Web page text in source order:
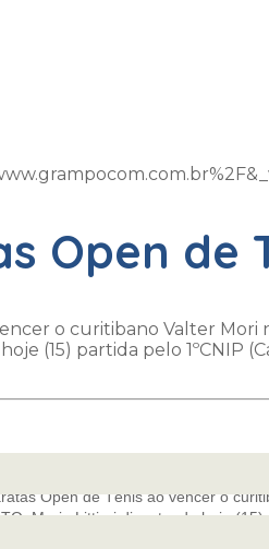
Open de
o curitibano Valter
(15) partida pelo 1ºCNIP
Open de Tênis ao vencer o
Mario Littieri disputando hoje